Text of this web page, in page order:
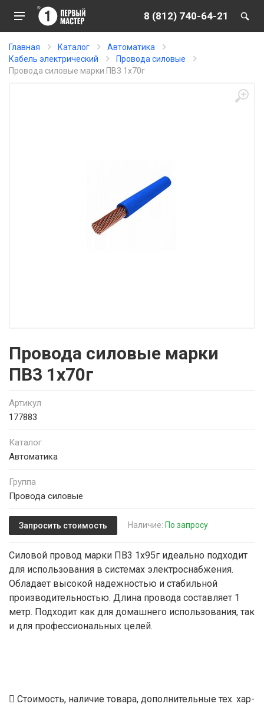
8 (812) 740-64-21
Главная Каталог
Автоматика
Кабель электрический
Провода силовые
Провода силовые марки ПВ3 1х70г
Провода силовые марки
ПВ3 1х70г
Артикул
177883
Каталог
Автоматика
Группа
Провода силовые
Запросить стоимость Наличие: По запросу
Силовой провод марки ПВ3 1х95г идеально подходит
для использования в системах электроснабжения.
Обладает высокой надежностью и стабильной
производительностью. Длина провода составляет 1
метр. Подходит как для домашнего использования, так
и для профессиональных целей.
Стоимость, наличие товара, дополнительные тех. хар-